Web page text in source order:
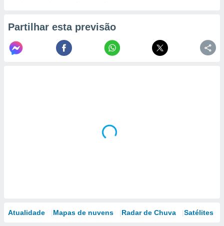
Partilhar esta previsão
Atualidade Mapas de nuvens Radar de Chuva Satélites